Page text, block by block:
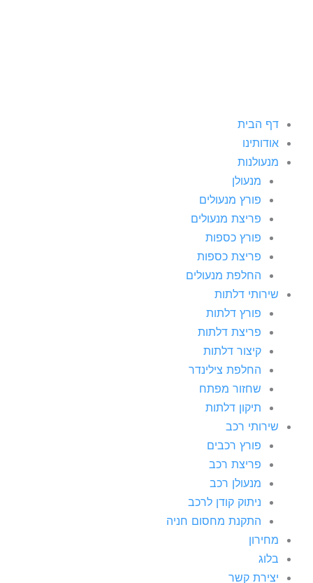
דף הבית
אודותינו
מנעולנות
מנעולן
פורץ מנעולים
פריצת מנעולים
פורץ כספות
פריצת כספות
החלפת מנעולים
שירותי דלתות
פורץ דלתות
פריצת דלתות
קיצור דלתות
החלפת צילינדר
שחזור מפתח
תיקון דלתות
שירותי רכב
פורץ רכבים
פריצת רכב
מנעולן רכב
ניתוק קודן לרכב
התקנת מחסום חניה
מחירון
בלוג
יצירת קשר